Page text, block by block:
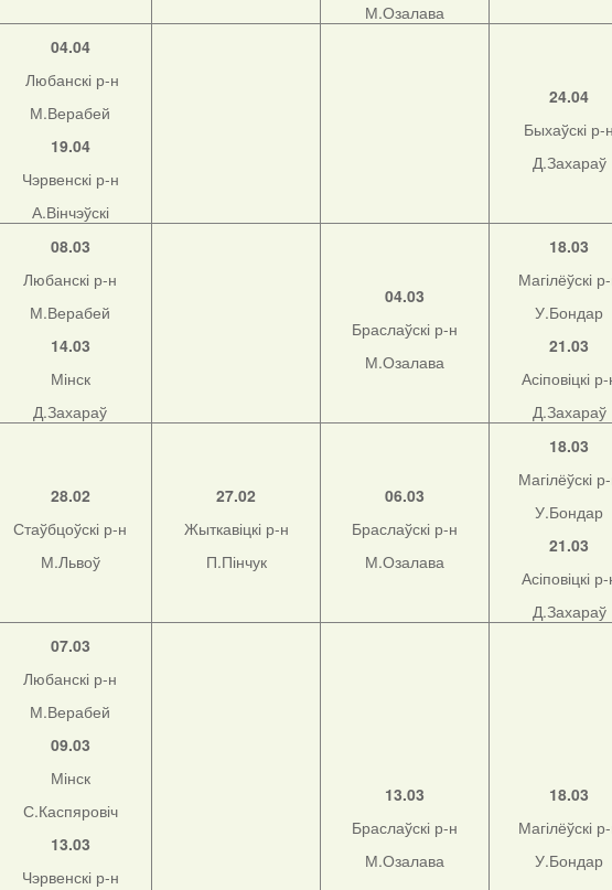
М.Озалава
04.04
Любанскі р-н
М.Верабей
19.04
Чэрвенскі р-н
А.Вінчэўскі
24.04
Быхаўскі р-
Д.Захараў
08.03
Любанскі р-н
М.Верабей
14.03
Мінск
Д.Захараў
04.03
Браслаўскі р-н
М.Озалава
18.03
Магілёўскі
У.Бондар
21.03
Асіповіцкі
Д.Захараў
28.02
Стаўбцоўскі р-н
М.Львоў
27.02
Жыткавіцкі р-н
П.Пінчук
06.03
Браслаўскі р-н
М.Озалава
18.03
Магілёўскі
У.Бондар
21.03
Асіповіцкі
Д.Захараў
07.03
Любанскі р-н
М.Верабей
09.03
Мінск
С.Каспяровіч
13.03
Чэрвенскі р-н
13.03
Браслаўскі р-н
М.Озалава
18.03
Магілёўскі
У.Бондар